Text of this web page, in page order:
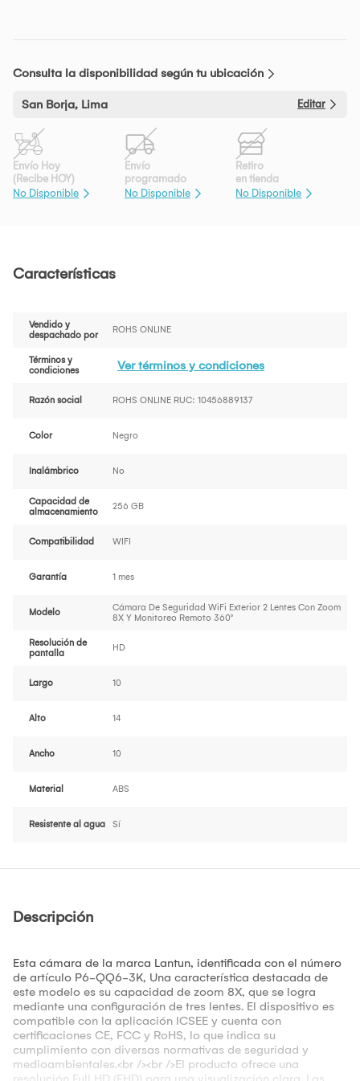
Consulta la disponibilidad según tu ubicación
San Borja, Lima Editar
Envío Hoy
(Recibe HOY)
No Disponible
Envío
programado
No Disponible
Retiro
en tienda
No Disponible
Características
Vendido y
despachado por
ROHS ONLINE
Términos y
condiciones
Ver términos y condiciones
Razón social ROHS ONLINE RUC: 10456889137
Color Negro
Inalámbrico No
Capacidad de
almacenamiento
256 GB
Compatibilidad WIFI
Garantía 1 mes
Modelo
Cámara De Seguridad WiFi Exterior 2 Lentes Con Zoom
8X Y Monitoreo Remoto 360°
Resolución de
pantalla
HD
Largo 10
Alto 14
Ancho 10
Material ABS
Resistente al agua Sí
Descripción
Esta cámara de la marca Lantun, identificada con el número
de artículo P6-QQ6-3K, Una característica destacada de
este modelo es su capacidad de zoom 8X, que se logra
mediante una configuración de tres lentes. El dispositivo es
compatible con la aplicación ICSEE y cuenta con
certificaciones CE, FCC y RoHS, lo que indica su
cumplimiento con diversas normativas de seguridad y
medioambientales.<br /><br />El producto ofrece una